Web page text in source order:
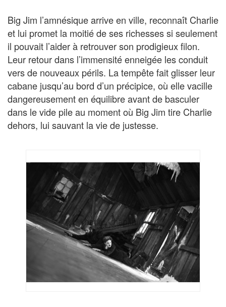
Big Jim l’amnésique arrive en ville, reconnaît Charlie
et lui promet la moitié de ses richesses si seulement
il pouvait l’aider à retrouver son prodigieux filon.
Leur retour dans l’immensité enneigée les conduit
vers de nouveaux périls. La tempête fait glisser leur
cabane jusqu’au bord d’un précipice, où elle vacille
dangereusement en équilibre avant de basculer
dans le vide pile au moment où Big Jim tire Charlie
dehors, lui sauvant la vie de justesse.